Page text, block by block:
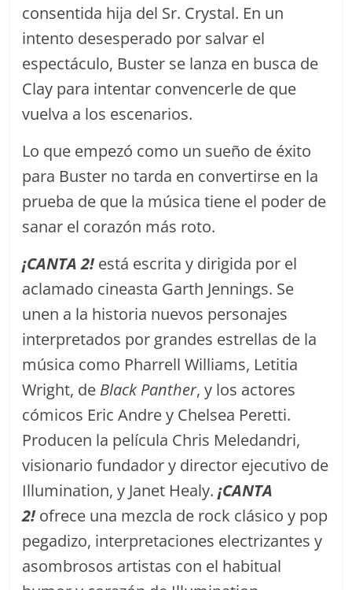
consentida hija del Sr. Crystal. En un
intento desesperado por salvar el
espectáculo, Buster se lanza en busca de
Clay para intentar convencerle de que
vuelva a los escenarios.
Lo que empezó como un sueño de éxito
para Buster no tarda en convertirse en la
prueba de que la música tiene el poder de
sanar el corazón más roto.
¡CANTA 2!está escrita y dirigida por el
aclamado cineasta Garth Jennings. Se
unen a la historia nuevos personajes
interpretados por grandes estrellas de la
música como Pharrell Williams, Letitia
Wright, de Black Panther, y los actores
cómicos Eric Andre y Chelsea Peretti.
Producen la película Chris Meledandri,
visionario fundador y director ejecutivo de
Illumination, y Janet Healy.¡CANTA
2!ofrece una mezcla de rock clásico y pop
pegadizo, interpretaciones electrizantes y
asombrosos artistas con el habitual